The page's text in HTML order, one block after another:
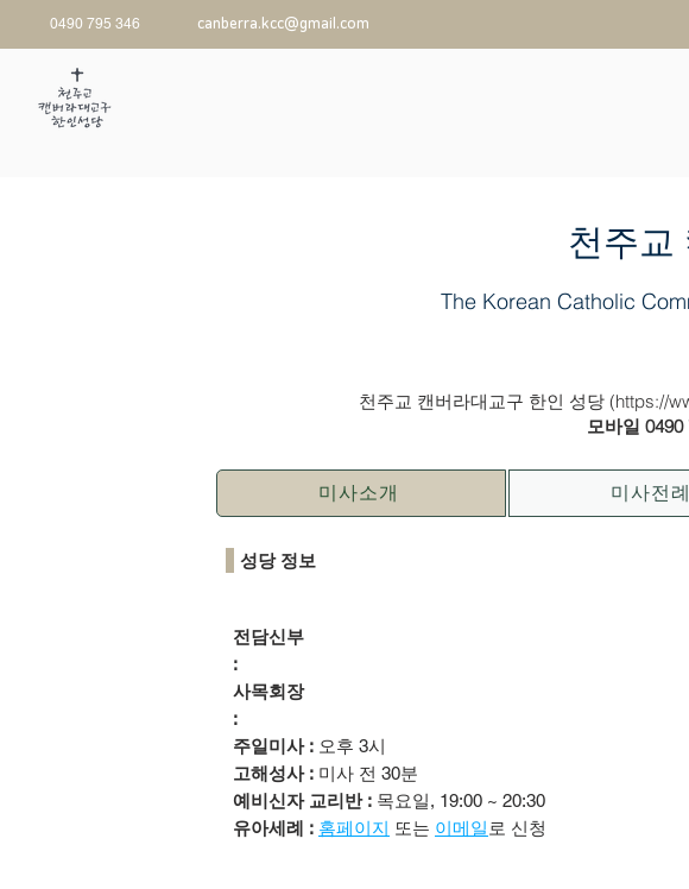
0490 795 346 canberra.kcc@gmail.com
천주교
The Korean Catholic
천주교 캔버라대교구 한인 성당 (https://
모바일 0490
미사소개 미사전례
성당 정보
전담신부
:
사목회장
:
주일미사 : 오후 3시
고해성사 : 미사 전 30분
예비신자 교리반 : 목요일, 19:00 ~ 20:30
유아세례 : 홈페이지 또는 이메일 로 신청